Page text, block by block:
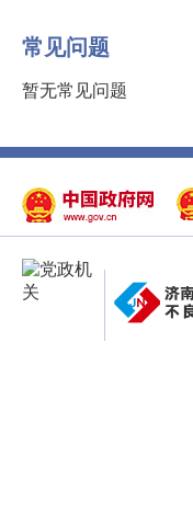
常见问题
暂无常见问题